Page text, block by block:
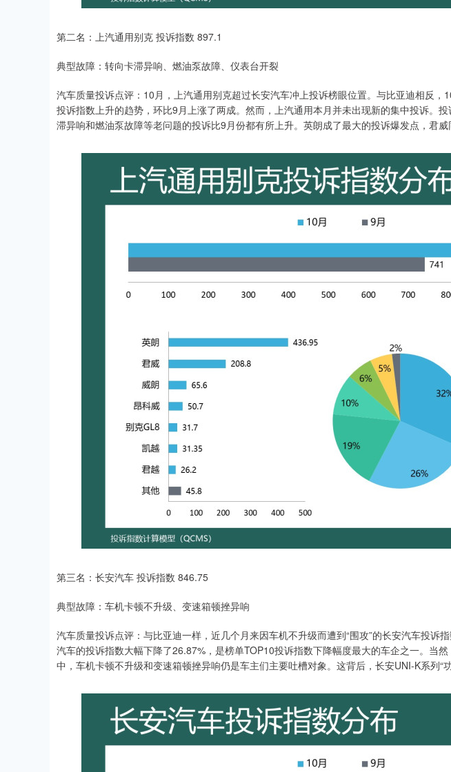
第二名：上汽通用别克 投诉指数 897.1
典型故障：转向卡滞异响、燃油泵故障、仪表台开裂
汽车质量投诉点评：10月，上汽通用别克超过长安汽车冲上投诉榜眼位置。与比亚迪相反，
投诉指数上升的趋势，环比9月上涨了两成。然而，上汽通用本月并未出现新的集中投诉。
滞异响和燃油泵故障等老问题的投诉比9月份都有所上升。英朗成了最大的投诉爆发点，君威
第三名：长安汽车 投诉指数 846.75
典型故障：车机卡顿不升级、变速箱顿挫异响
汽车质量投诉点评：与比亚迪一样，近几个月来因车机不升级而遭到“围攻”的长安汽车投诉
汽车的投诉指数大幅下降了26.87%，是榜单TOP10投诉指数下降幅度最大的车企之一。当
中，车机卡顿不升级和变速箱顿挫异响仍是车主们主要吐槽对象。这背后，长安UNI-K系列“功